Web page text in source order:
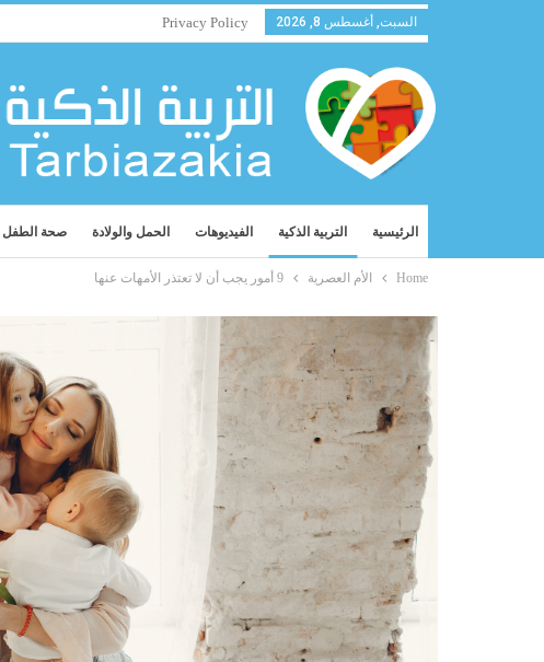
السبت, أغسطس 8, 2026 Privacy Policy
الرئيسية التربية الذكية الفيديوهات الحمل والولادة صحة الطفل
Home الأم العصرية 9 أمور يجب أن لا تعتذر الأمهات عنها